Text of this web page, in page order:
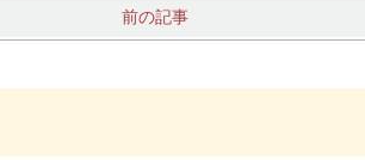
前の記事